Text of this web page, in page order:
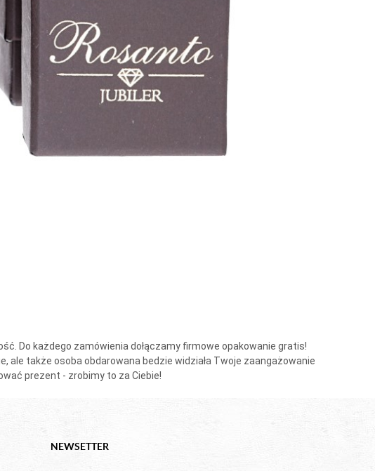
Do każdego zamówienia dołączamy firmowe opakowanie gratis!
ale także osoba obdarowana bedzie widziała Twoje zaangażowanie
prezent - zrobimy to za Ciebie!
NEWSETTER